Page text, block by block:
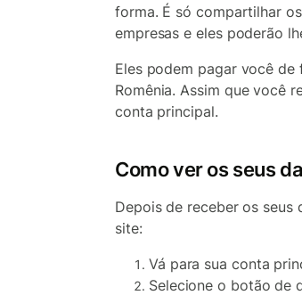
forma. É só compartilhar
empresas e eles poderão
Eles podem pagar você
Romênia. Assim que você
conta principal.
Como ver os seus
Depois de receber os
site:
Vá para sua conta
Selecione o botão de